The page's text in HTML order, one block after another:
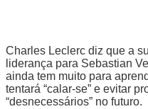
Charles Leclerc diz que a
liderança para Sebastian
ainda tem muito para
tentará “calar-se” e evitar
“desnecessários” no futuro.